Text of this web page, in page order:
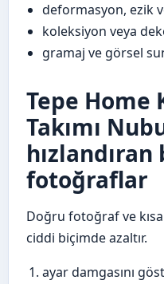
deformasyon, ezik
koleksiyon veya
gramaj ve görsel
Tepe Home
Takımı
fotoğraflar
Doğru fotoğraf ve
ciddi biçimde azaltır.
ayar damgasını